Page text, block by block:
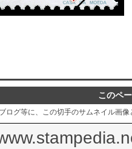
このペ
ログ等に、この切手のサムネイル画